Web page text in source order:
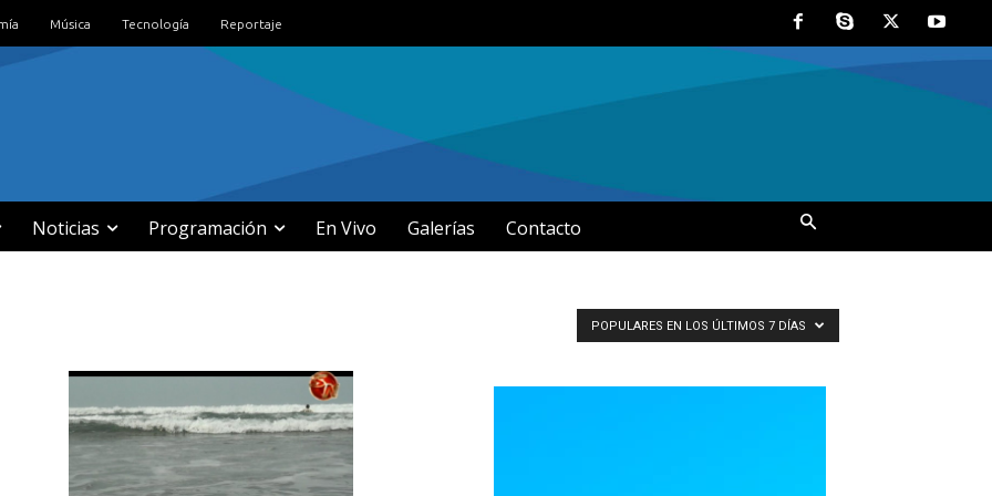
Música Tecnología Reportaje
Noticias Programación En Vivo Galerías Contacto
POPULARES EN LOS ÚLTIMOS 7 DÍAS